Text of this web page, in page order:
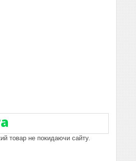
товар не покидаючи сайту.